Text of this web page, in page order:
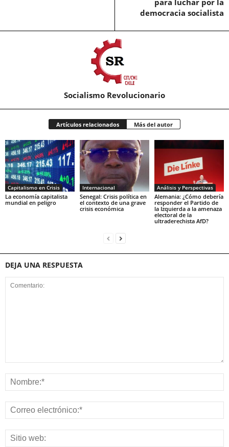
democracia socialista
Socialismo Revolucionario
Artículos relacionados Más del autor
Capitalismo en Crisis
La economía capitalista
mundial en peligro
Internacional
Senegal: Crisis política en
el contexto de una grave
crisis económica
Análisis y Perspectivas
Alemania: ¿Cómo debería
responder el Partido de
la Izquierda a la amenaza
electoral de la
ultraderechista AfD?
DEJA UNA RESPUESTA